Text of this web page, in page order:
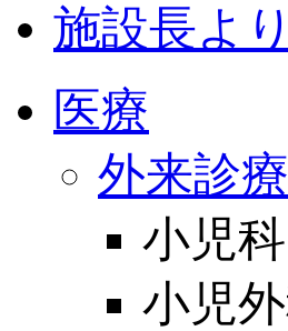
施設長よ
医療
外来診
小児
小児